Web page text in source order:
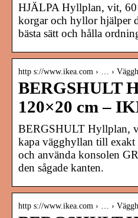
HJÄLPA Hyllplan, vit,
korgar och hyllor hjälper
bästa sätt och hålla
http s://www.ikea.com › … ›
BERGSHULT
120×20 cm –
BERGSHULT Hyllplan,
kapa vägghyllan till
och använda konsolen
den sågade kanten.
http s://www.ikea.com › … ›